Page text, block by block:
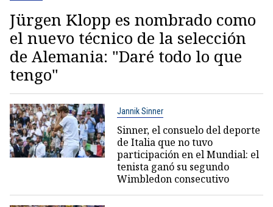
Jürgen Klopp es nombrado como
el nuevo técnico de la selección
de Alemania: "Daré todo lo que
tengo"
Jannik Sinner
Sinner, el consuelo del deporte
de Italia que no tuvo
participación en el Mundial: el
tenista ganó su segundo
Wimbledon consecutivo